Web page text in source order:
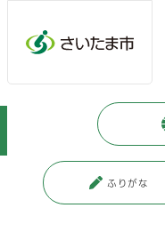
ふりがな
暮らし・手続
建築物環境配慮制度 令和6